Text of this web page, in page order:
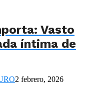
Vasto
íntima de
2 febrero, 2026